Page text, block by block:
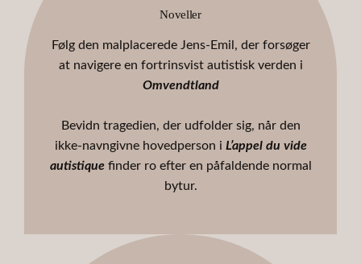
Noveller
Følg den malplacerede Jens-Emil, der forsøger
at navigere en fortrinsvist autistisk verden i
Omvendtland
Bevidn tragedien, der udfolder sig, når den
ikke-navngivne hovedperson i L’appel du vide
autistiquefinder ro efter en påfaldende normal
bytur.